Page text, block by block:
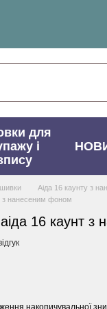
для
і
Аіда 16 каунту з
з нанесеним фоном
16 каунт з
накопичувальної